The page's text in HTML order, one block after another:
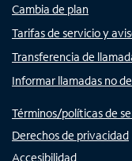
Cambia de plan
Tarifas de servicio y
Transferencia de
Informar llamadas no
Términos/políticas de
Derechos de privacidad
Accesibilidad